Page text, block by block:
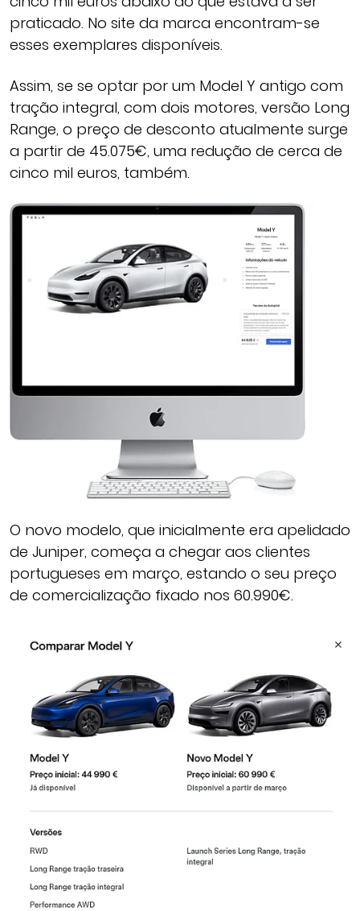
praticado. No site da marca encontram-se
esses exemplares disponíveis.
Assim, se se optar por um Model Y antigo com
tração integral, com dois motores, versão Long
Range, o preço de desconto atualmente surge
a partir de 45.075€, uma redução de cerca de
cinco mil euros, também.
O novo modelo, que inicialmente era apelidado
de Juniper, começa a chegar aos clientes
portugueses em março, estando o seu preço
de comercialização fixado nos 60.990€.